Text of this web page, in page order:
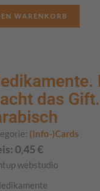
das Gift.
(Info-)Cards
0,45€
webstudio